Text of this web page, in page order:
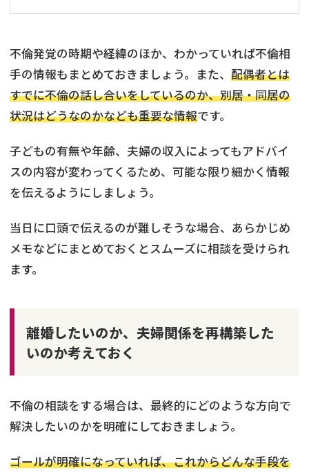
不倫発覚の時期や経緯のほか、わかっていれば不倫相
手の情報もまとめておきましょう。また、 配偶者とは
すでに不倫の話し合いをしているのか、別居・同居の
状況はどうなのかなども重要な情報です。
子どもの有無や年齢、夫婦の収入によってもアドバイ
スの内容が変わってくるため、可能な限り細かく情報
を伝えるようにしましょう。
当日に口頭で伝えるのが難しそうな場合、あらかじめ
メモなどにまとめておくとスムーズに相談を受けられ
ます。
離婚したいのか、夫婦関係を再構築した
いのか考えておく
不倫の相談をする場合は、最終的にどのような方向で
解決したいのかを明確にしておきましょう。
ゴールが明確になっていれば、これからどんな手段を